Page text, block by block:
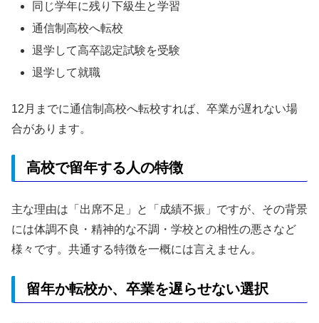
同じ学年に残り下級生と学習
通信制高校へ転校
退学して高卒認定試験を受験
退学して就職
12月までに通信制高校へ転校すれば、卒業が遅れない場
合があります。
高校で留年する人の特徴
主な理由は「出席不足」と「成績不振」ですが、その背景
には体調不良・精神的な不調・学校との相性の悪さなど
様々です。共通する特徴を一概には言えません。
留年か転校か、卒業を遅らせない選択